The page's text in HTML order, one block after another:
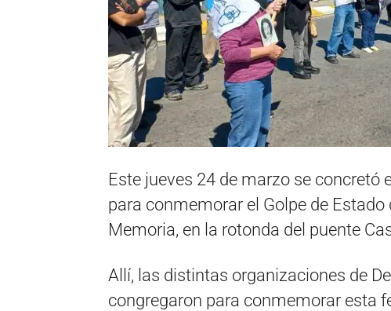
Este jueves 24 de marzo se concretó
para conmemorar el Golpe de Estado
Memoria, en la rotonda del puente
Allí, las distintas organizaciones de
congregaron para conmemorar esta